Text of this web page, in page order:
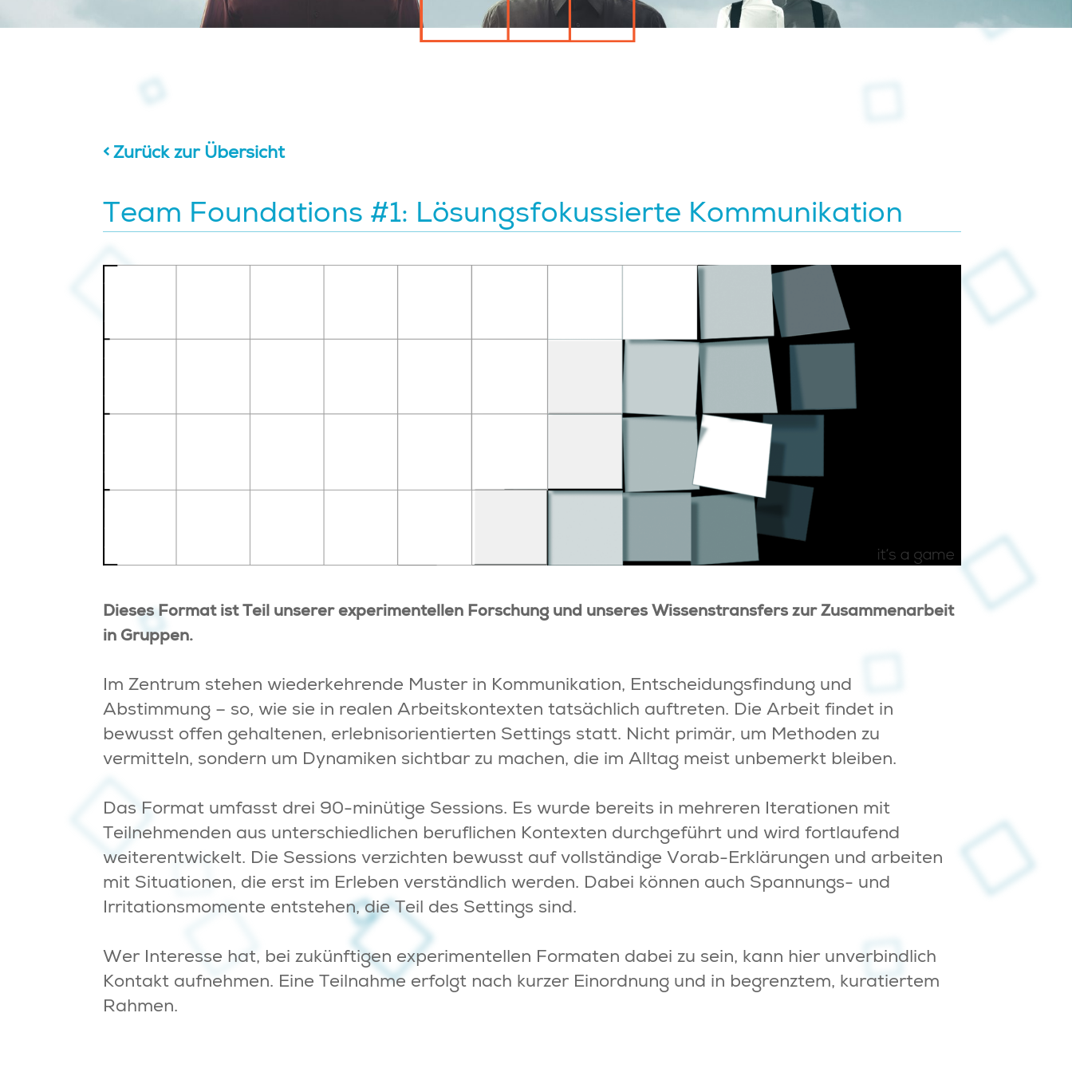
Zurück zur Übersicht
Team Foundations #1: Lösungsfokussierte Kommunikation
Dieses Format ist Teil unserer experimentellen Forschung und unseres Wissenstransfers zur Zusammenarbeit
in Gruppen.
Im Zentrum stehen wiederkehrende Muster in Kommunikation, Entscheidungsfindung und
Abstimmung – so, wie sie in realen Arbeitskontexten tatsächlich auftreten. Die Arbeit findet in
bewusst offen gehaltenen, erlebnisorientierten Settings statt. Nicht primär, um Methoden zu
vermitteln, sondern um Dynamiken sichtbar zu machen, die im Alltag meist unbemerkt bleiben.
Das Format umfasst drei 90-minütige Sessions. Es wurde bereits in mehreren Iterationen mit
Teilnehmenden aus unterschiedlichen beruflichen Kontexten durchgeführt und wird fortlaufend
weiterentwickelt. Die Sessions verzichten bewusst auf vollständige Vorab-Erklärungen und arbeiten
mit Situationen, die erst im Erleben verständlich werden. Dabei können auch Spannungs- und
Irritationsmomente entstehen, die Teil des Settings sind.
Wer Interesse hat, bei zukünftigen experimentellen Formaten dabei zu sein, kann hier unverbindlich
Kontakt aufnehmen. Eine Teilnahme erfolgt nach kurzer Einordnung und in begrenztem, kuratiertem
Rahmen.